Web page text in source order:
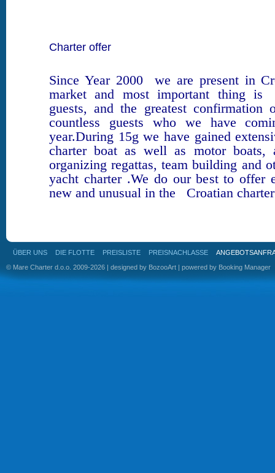
Charter offer
Since Year 2000
we are present in
market and most important thing is
guests, and the greatest
countless guests who we have
year.During 15g we have gained
charter boat as well as motor boats,
organizing regattas, team building and
yacht charter .We do our best to offer
new and unusual in the
Croatian
ÜBER UNS DIE FLOTTE PREISLISTE PREISNACHLASSE
© Mare Charter d.o.o. 2009-2026 | designed by BozooArt | powered by Booking Manager